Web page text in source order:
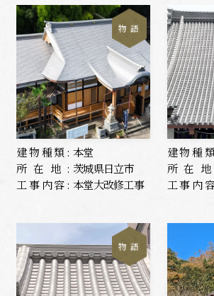
物 語
建物種類: 本堂
所在地: 茨城県日立市
工事内容: 本堂大改修工事
建物種
所在
工事内
物 語